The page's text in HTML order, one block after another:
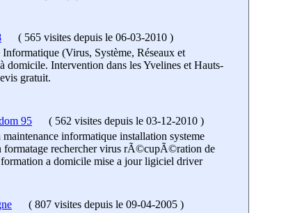
( 565 visites depuis le 06-03-2010 )
Informatique (Virus, Système, Réseaux et
domicile. Intervention dans les Yvelines et Hauts-
gratuit.
95 ( 562 visites depuis le 03-12-2010 )
informatique installation systeme
formatage rechercher virus rÃ©cupÃ©ration de
a domicile mise a jour ligiciel driver
( 807 visites depuis le 09-04-2005 )